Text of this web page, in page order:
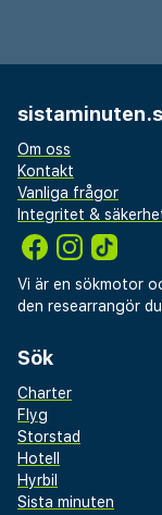
Om oss
Kontakt
Vanliga frågor
Integritet &
Vi är en sökmotor
den researrangör
Sök
Charter
Flyg
Storstad
Hotell
Hyrbil
Sista minuten